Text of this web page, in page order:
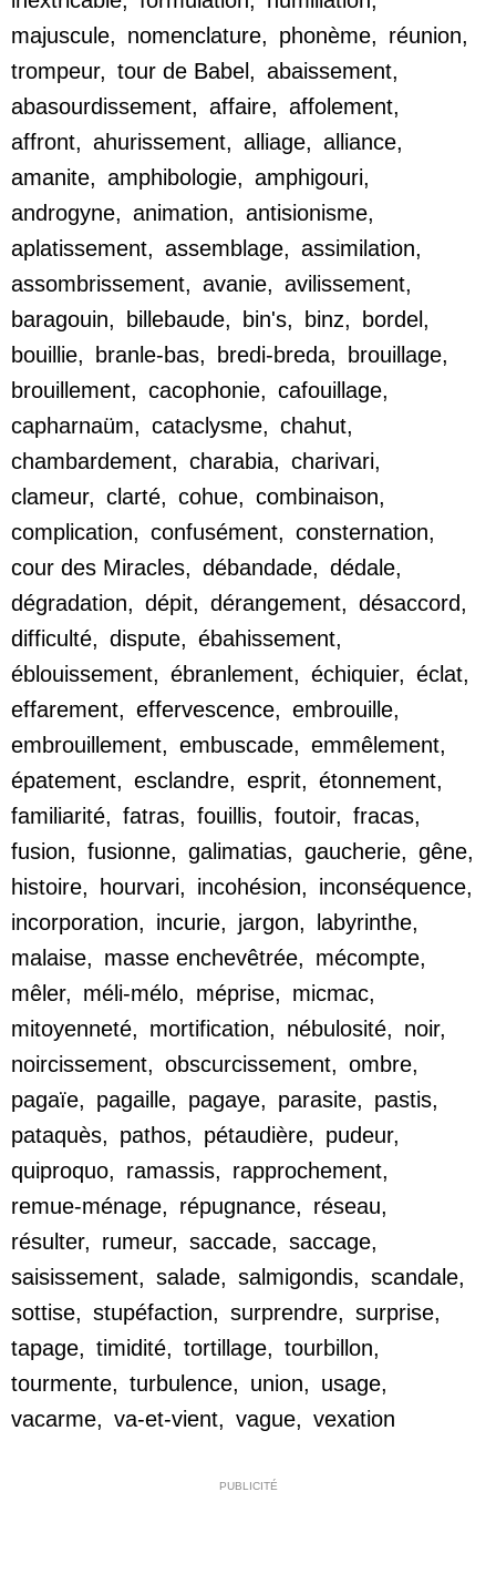
majuscule, nomenclature, phonème, réunion,
trompeur, tour de Babel, abaissement,
abasourdissement, affaire, affolement,
affront, ahurissement, alliage, alliance,
amanite, amphibologie, amphigouri,
androgyne, animation, antisionisme,
aplatissement, assemblage, assimilation,
assombrissement, avanie, avilissement,
baragouin, billebaude, bin's, binz, bordel,
bouillie, branle-bas, bredi-breda, brouillage,
brouillement, cacophonie, cafouillage,
capharnaüm, cataclysme, chahut,
chambardement, charabia, charivari,
clameur, clarté, cohue, combinaison,
complication, confusément, consternation,
cour des Miracles, débandade, dédale,
dégradation, dépit, dérangement, désaccord,
difficulté, dispute, ébahissement,
éblouissement, ébranlement, échiquier, éclat,
effarement, effervescence, embrouille,
embrouillement, embuscade, emmêlement,
épatement, esclandre, esprit, étonnement,
familiarité, fatras, fouillis, foutoir, fracas,
fusion, fusionne, galimatias, gaucherie, gêne,
histoire, hourvari, incohésion, inconséquence,
incorporation, incurie, jargon, labyrinthe,
malaise, masse enchevêtrée, mécompte,
mêler, méli-mélo, méprise, micmac,
mitoyenneté, mortification, nébulosité, noir,
noircissement, obscurcissement, ombre,
pagaïe, pagaille, pagaye, parasite, pastis,
pataquès, pathos, pétaudière, pudeur,
quiproquo, ramassis, rapprochement,
remue-ménage, répugnance, réseau,
résulter, rumeur, saccade, saccage,
saisissement, salade, salmigondis, scandale,
sottise, stupéfaction, surprendre, surprise,
tapage, timidité, tortillage, tourbillon,
tourmente, turbulence, union, usage,
vacarme, va-et-vient, vague, vexation
PUBLICITÉ